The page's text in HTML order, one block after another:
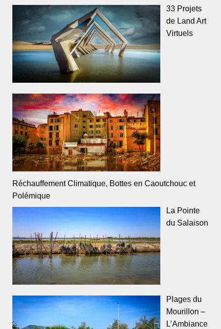
33 Projets
de Land Art
Virtuels
Réchauffement Climatique, Bottes en Caoutchouc et
Polémique
La Pointe
du Salaison
Plages du
Mourillon –
L’Ambiance